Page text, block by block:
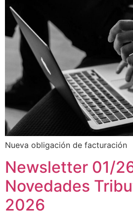
Nueva obligación de facturación
Newsletter 01/
Novedades
2026